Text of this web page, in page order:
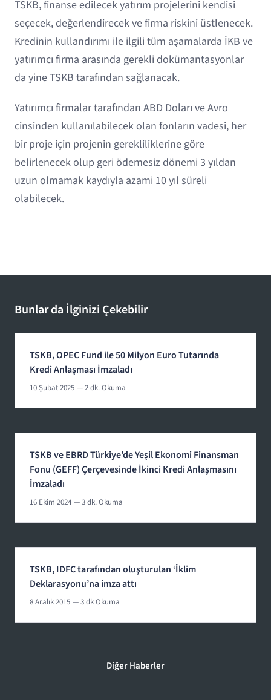
TSKB, finanse edilecek yatırım projelerini kendisi
seçecek, değerlendirecek ve firma riskini üstlenecek.
Kredinin kullandırımı ile ilgili tüm aşamalarda İKB ve
yatırımcı firma arasında gerekli dokümantasyonlar
da yine TSKB tarafından sağlanacak.
Yatırımcı firmalar tarafından ABD Doları ve Avro
cinsinden kullanılabilecek olan fonların vadesi, her
bir proje için projenin gerekliliklerine göre
belirlenecek olup geri ödemesiz dönemi 3 yıldan
uzun olmamak kaydıyla azami 10 yıl süreli
olabilecek.
Bunlar da İlginizi Çekebilir
TSKB, OPEC Fund ile 50 Milyon Euro Tutarında
Kredi Anlaşması İmzaladı
10 Şubat 2025 — 2 dk. Okuma
TSKB ve EBRD Türkiye’de Yeşil Ekonomi Finansman
Fonu (GEFF) Çerçevesinde İkinci Kredi Anlaşmasını
İmzaladı
16 Ekim 2024 — 3 dk. Okuma
TSKB, IDFC tarafından oluşturulan ‘İklim
Deklarasyonu’na imza attı
8 Aralık 2015 — 3 dk Okuma
Diğer Haberler